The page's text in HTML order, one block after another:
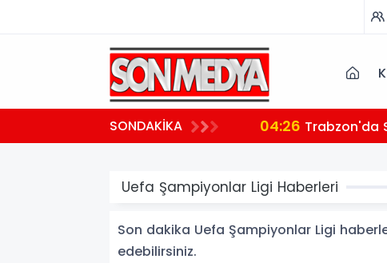
SONDAKİKA 04:26 Trabzon'da
Uefa Şampiyonlar Ligi Haberleri
Son dakika Uefa Şampiyonlar Ligi
edebilirsiniz.